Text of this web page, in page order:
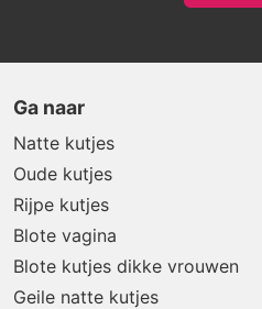
Ga naar
Natte kutjes
Oude kutjes
Rijpe kutjes
Blote vagina
Blote kutjes dikke vrouwen
Geile natte kutjes